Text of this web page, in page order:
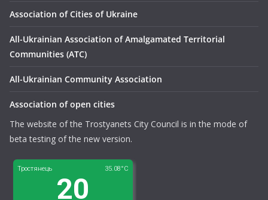
Association of Cities of Ukraine
All-Ukrainian Association of Amalgamated Territorial
Communities (ATC)
All-Ukrainian Community Association
Association of open cities
The website of the Trostyanets City Council is in the mode of
beta testing of the new version.